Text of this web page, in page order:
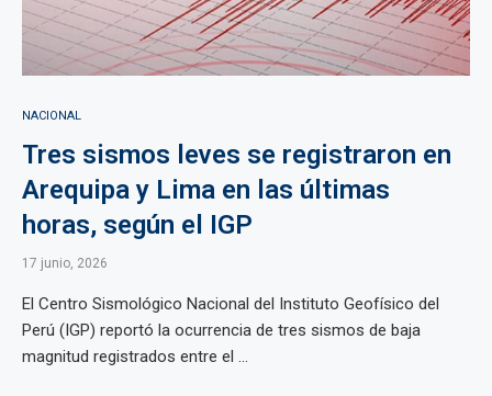
NACIONAL
Tres sismos leves se registraron en
Arequipa y Lima en las últimas
horas, según el IGP
17 junio, 2026
El Centro Sismológico Nacional del Instituto Geofísico del
Perú (IGP) reportó la ocurrencia de tres sismos de baja
magnitud registrados entre el ...